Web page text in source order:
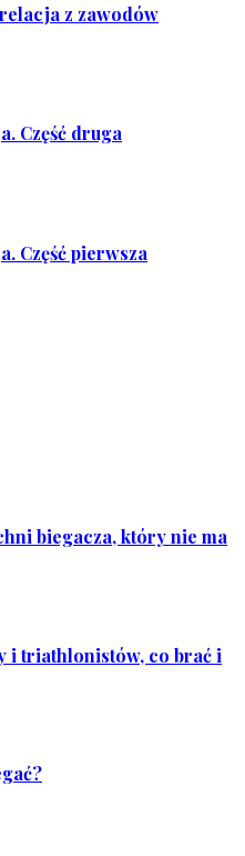
z zawodów
Część druga
Część pierwsza
biegacza, który nie ma
i triathlonistów, co brać i